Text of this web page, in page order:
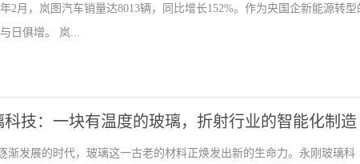
2月，岚图汽车销量达8013辆，同比增长152%。作为央国企新能源转型
日俱增。 岚...
科技：一块有温度的玻璃，折射行业的智能化制造
渐发展的时代，玻璃这一古老的材料正焕发出新的生命力。永刚玻璃科